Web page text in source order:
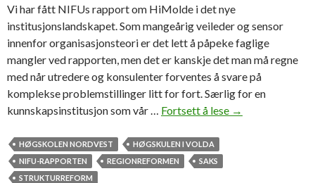
Vi har fått NIFUs rapport om HiMolde i det nye
institusjonslandskapet. Som mangeårig veileder og sensor
innenfor organisasjonsteori er det lett å påpeke faglige
mangler ved rapporten, men det er kanskje det man må regne
med når utredere og konsulenter forventes å svare på
komplekse problemstillinger litt for fort. Særlig for en
kunnskapsinstitusjon som vår … Fortsett å lese T
→
HØGSKOLEN NORDVEST
HØGSKULEN I VOLDA
NIFU-RAPPORTEN
REGIONREFORMEN
SAKS
STRUKTURREFORM